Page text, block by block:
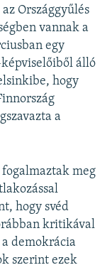
Országgyűlés
vannak a
egy
képviselőiből álló
hogy
a
meg
hogy svéd
kritikával
demokrácia
szerint ezek